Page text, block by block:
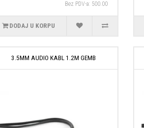
Bez PDV-a: 500.00
DODAJ U KORPU
3.5MM AUDIO KABL 1.2M GEMB